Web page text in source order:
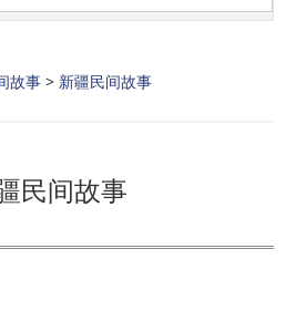
故事 > 新疆民间故事
民间故事